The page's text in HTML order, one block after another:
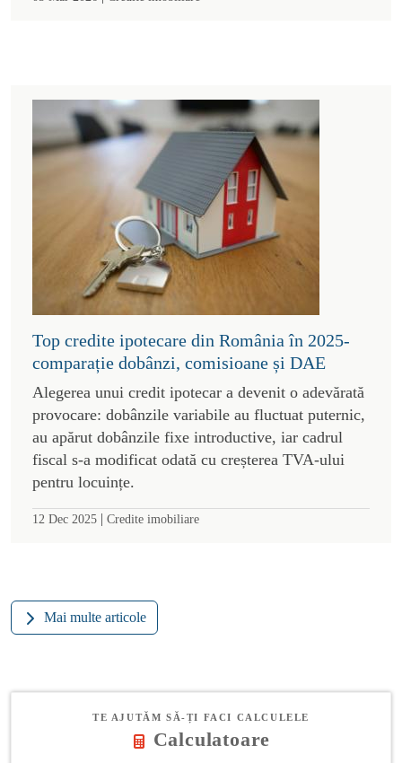
Top credite ipotecare din România în 2025-
comparație dobânzi, comisioane și DAE
Alegerea unui credit ipotecar a devenit o adevărată
provocare: dobânzile variabile au fluctuat puternic,
au apărut dobânzile fixe introductive, iar cadrul
fiscal s-a modificat odată cu creșterea TVA-ului
pentru locuințe.
12 Dec 2025 | Credite imobiliare
Mai multe articole
TE AJUTĂM SĂ-ȚI FACI CALCULELE
Calculatoare